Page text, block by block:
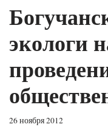
экологи
26 ноября 2012